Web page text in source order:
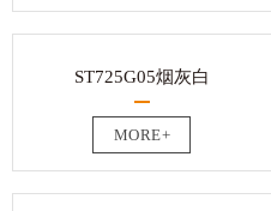
ST725G05烟灰白
MORE+